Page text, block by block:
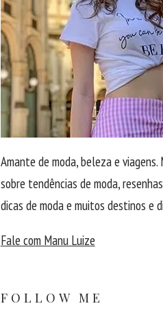
Amante de moda, beleza e viagens.
sobre tendências de moda,
dicas de moda e muitos destinos e
Fale com Manu Luize
FOLLOW ME